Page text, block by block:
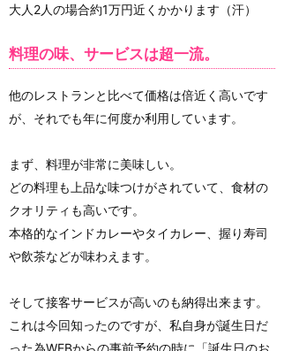
大人2人の場合約1万円近くかかります（汗）
料理の味、サービスは超一流。
他のレストランと比べて価格は倍近く高いです
が、それでも年に何度か利用しています。
まず、料理が非常に美味しい。
どの料理も上品な味つけがされていて、食材の
クオリティも高いです。
本格的なインドカレーやタイカレー、握り寿司
や飲茶などが味わえます。
そして接客サービスが高いのも納得出来ます。
これは今回知ったのですが、私自身が誕生日だ
った為WEBからの事前予約の時に「誕生日のお